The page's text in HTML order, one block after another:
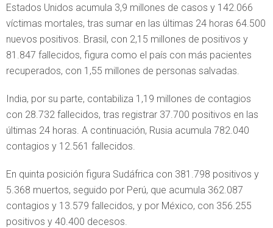
Estados Unidos acumula 3,9 millones de casos y 142.066
víctimas mortales, tras sumar en las últimas 24 horas 64.500
nuevos positivos. Brasil, con 2,15 millones de positivos y
81.847 fallecidos, figura como el país con más pacientes
recuperados, con 1,55 millones de personas salvadas.
India, por su parte, contabiliza 1,19 millones de contagios
con 28.732 fallecidos, tras registrar 37.700 positivos en las
últimas 24 horas. A continuación, Rusia acumula 782.040
contagios y 12.561 fallecidos.
En quinta posición figura Sudáfrica con 381.798 positivos y
5.368 muertos, seguido por Perú, que acumula 362.087
contagios y 13.579 fallecidos, y por México, con 356.255
positivos y 40.400 decesos.